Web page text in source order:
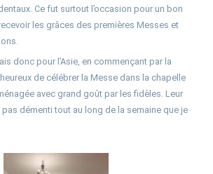
Ce fut surtout l’occasion pour un bon
les grâces des premières Messes et
donc pour l’Asie, en commençant par la
de célébrer la Messe dans la chapelle
avec grand goût par les fidèles. Leur
pas démenti tout au long de la semaine que je